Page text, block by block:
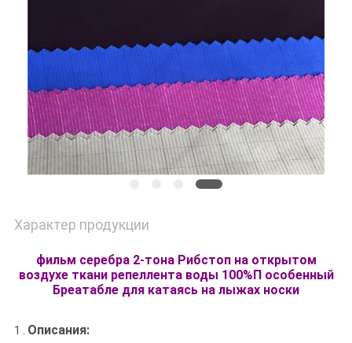
Характер продукции
фильм серебра 2-тона Рибстоп на открытом
воздухе ткани репеллента воды 100%П особенный
Бреатабле для катаясь на лыжах носки
1 . Описания: